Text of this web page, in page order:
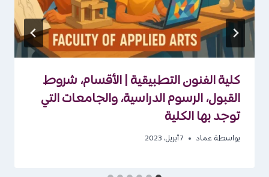
كلية الفنون التطبيقية | الأقسام، شروط
القبول، الرسوم الدراسية، والجامعات التي
توجد بها الكلية
بواسطة عماد 7 أبريل، 2023